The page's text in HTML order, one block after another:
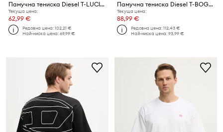
Памучна тениска Diesel T-LUCIEN-IHBI
Текуща цена:
62,99 €
Редовна цена:102,21 €
Най-ниска цена:69,99 €
Памучна тениска Diesel T-BOGGY-MEGOVAL-D
Текуща цена:
88,99 €
Редовна цена:112,43 €
Най-ниска цена:93,99 €